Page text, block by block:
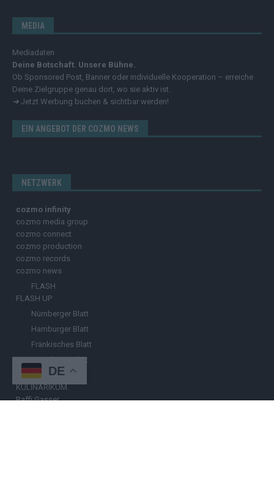
MEDIA
Mediadaten
Deine Botschaft. Unsere Bühne.
Ob Sponsored Post, Banner oder individuelle Kooperation – erreiche
Deine Zielgruppe genau dort, wo sie aktiv ist.
➔ Jetzt Werbung buchen & sichtbar werden!
EIN ANGEBOT DER COZMO NEWS
NETZWERK
cozmo infinity
cozmo media group
cozmo connect
cozmo production
cozmo records
cozmo news
FLASH
FLASH UP
Nürnberger Blatt
Hamburger Blatt
Fränkisches Blatt
Münchener Blatt
Stuttgarter Blatt
KULINARIKUM.
Raffi Gasser
DE